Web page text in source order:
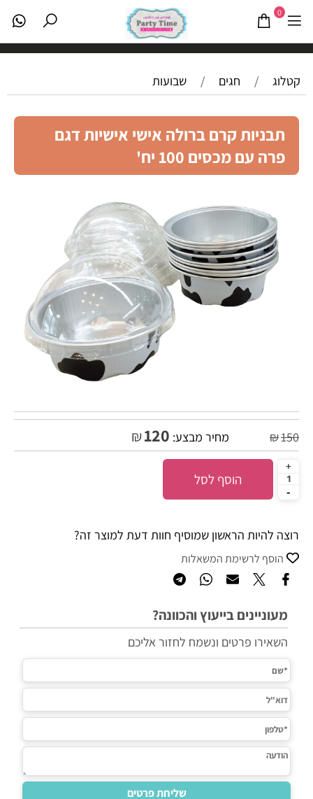
0
קטלוג / חגים / שבועות
תבניות קרם ברולה אישי אישיות דגם
פרה עם מכסים 100 יח'
₪150 מחיר מבצע: ₪120
הוסף לסל
רוצה להיות הראשון שמוסיף חוות דעת למוצר זה?
הוסף לרשימת המשאלות
מעוניינים בייעוץ והכוונה?
השאירו פרטים ונשמח לחזור אליכם